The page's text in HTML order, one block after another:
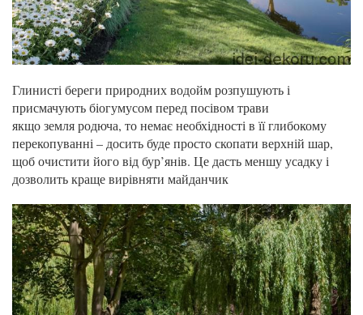
Глинисті береги природних водойм розпушують і
присмачують біогумусом перед посівом трави
якщо земля родюча, то немає необхідності в її глибокому
перекопуванні – досить буде просто скопати верхній шар,
щоб очистити його від бур’янів. Це дасть меншу усадку і
дозволить краще вирівняти майданчик